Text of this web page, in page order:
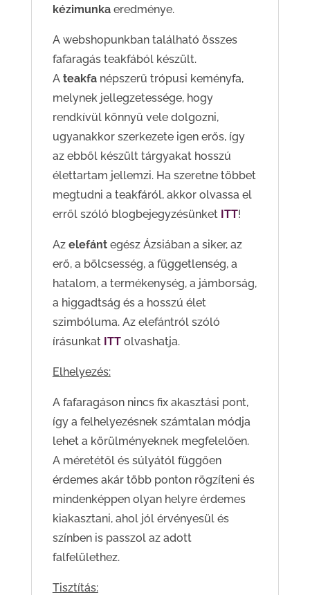
kézimunkaeredménye.
A webshopunkban található összes
fafaragás teakfából készült.
A teakfanépszerű trópusi keményfa,
melynek jellegzetessége, hogy
rendkívül könnyű vele dolgozni,
ugyanakkor szerkezete igen erős, így
az ebből készült tárgyakat hosszú
élettartam jellemzi. Ha szeretne többet
megtudni a teakfáról, akkor olvassa el
erről szóló blogbejegyzésünket ITT!
Az elefántegész Ázsiában a siker, az
erő, a bölcsesség, a függetlenség, a
hatalom, a termékenység, a jámborság,
a higgadtság és a hosszú élet
szimbóluma. Az elefántról szóló
írásunkat ITTolvashatja.
Elhelyezés:
A fafaragáson nincs fix akasztási pont,
így a felhelyezésnek számtalan módja
lehet a körülményeknek megfelelően.
A méretétől és súlyától függően
érdemes akár több ponton rögzíteni és
mindenképpen olyan helyre érdemes
kiakasztani, ahol jól érvényesül és
színben is passzol az adott
falfelülethez.
Tisztítás: